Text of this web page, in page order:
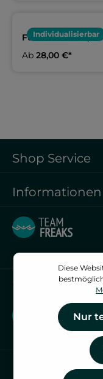
Individualisierbar
Funktionsshirt,
DLRG Garrel
Ab 28,00 €*
Vertrag
Vertrag
Shop Service
Informationen
Diese
Nur